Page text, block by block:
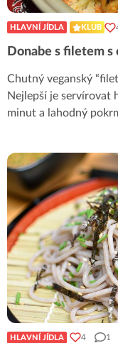
HLAVNÍ JÍDLA KLUB
Donabe s filetem s
Chutný veganský
Nejlepší je servírovat
minut a lahodný
HLAVNÍ JÍDLA 4 1